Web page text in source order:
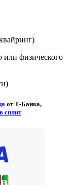
или физического
от Т-Банка,
сплит